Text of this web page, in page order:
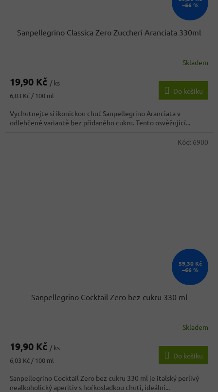
–66 %
Sanpellegrino Classica Zero Zuccheri Aranciata 330ml
Skladem
19,90 Kč / ks
Měrná
6,03 Kč / 100 ml
Do košíku
Vychutnejte si ikonickou chuť Sanpellegrino Aranciata v
odlehčené variantě bez přidaného cukru. Tento osvěžující...
59,30 Kč
–66 %
Sanpellegrino Cocktail Zero bez cukru 330 ml
Skladem
19,90 Kč / ks
Měrná
6,03 Kč / 100 ml
Do košíku
Sanpellegrino Cocktail Zero bez cukru 330 ml je italský perlivý
nealkoholický aperitiv s hořkosladkou chutí, ideální...
Kód: 6900